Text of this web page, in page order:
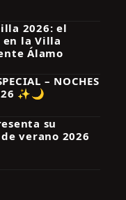
2026: el
en la Villa
Álamo
– NOCHES
✨🌙
su
verano 2026